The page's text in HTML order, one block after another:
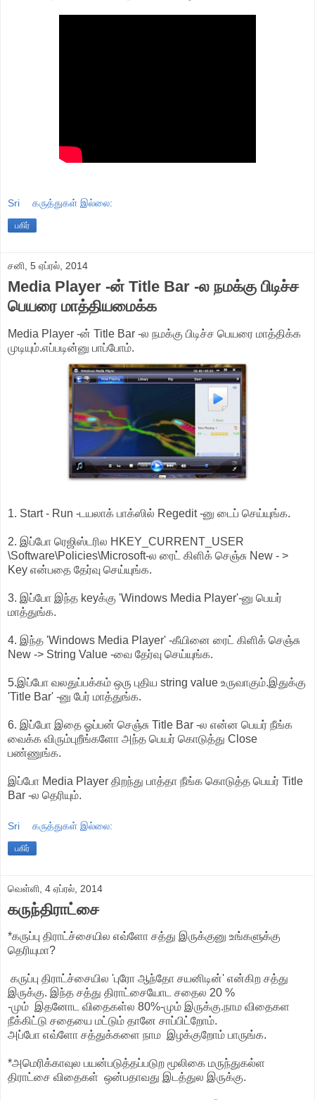
Sri கருத்துகள் இல்லை:
பகிர்
சனி, 5 ஏப்ரல், 2014
Media Player -ன் Title Bar -ல நமக்கு பிடிச்ச
பெயரை மாத்தியமைக்க
Media Player -ன் Title Bar -ல நமக்கு பிடிச்ச பெயரை மாத்திக்க
முடியும்.எப்படின்னு பாப்போம்.
1. Start - Run -டயலாக் பாக்ஸில் Regedit -னு டைப் செய்யுங்க.
2. இப்போ ரெஜிஸ்டரில HKEY_CURRENT_USER
\Software\Policies\Microsoft-ல ரைட் கிளிக் செஞ்சு New - >
Key என்பதை தேர்வு செய்யுங்க.
3. இப்போ இந்த keyக்கு 'Windows Media Player'-னு பெயர்
மாத்துங்க.
4. இந்த 'Windows Media Player' -கீயினை ரைட் கிளிக் செஞ்சு
New -> String Value -வை தேர்வு செய்யுங்க.
5.இப்போ வலதுப்பக்கம் ஒரு புதிய string value உருவாகும்.இதுக்கு
'Title Bar' -னு பேர் மாத்துங்க.
6. இப்போ இதை ஓப்பன் செஞ்சு Title Bar -ல என்ன பெயர் நீங்க
வைக்க விரும்புறீங்களோ அந்த பெயர் கொடுத்து Close
பண்ணுங்க.
இப்போ Media Player திறந்து பாத்தா நீங்க கொடுத்த பெயர் Title
Bar -ல தெரியும்.
Sri கருத்துகள் இல்லை:
பகிர்
வெள்ளி, 4 ஏப்ரல், 2014
கருந்திராட்சை
*கருப்பு திராட்ச்சையில எவ்ளோ சத்து இருக்குனு உங்களுக்கு
தெரியுமா?
கருப்பு திராட்ச்சையில 'புரோ ஆந்தோ சயனிடின்' என்கிற சத்து
இருக்கு. இந்த சத்து திராட்சையோட சதைல 20 %
-மும் இதனோட விதைகள்ல 80%-மும் இருக்கு.நாம விதைகள
நீக்கிட்டு சதையை மட்டும் தானே சாப்பிட்றோம்.
அப்போ எவ்ளோ சத்துக்களை நாம இழக்குறோம் பாருங்க.
*அமெரிக்காவுல பயன்படுத்தப்படுற மூலிகை மருந்துகல்ள
திராட்சை விதைகள் ஒன்பதாவது இடத்துல இருக்கு.